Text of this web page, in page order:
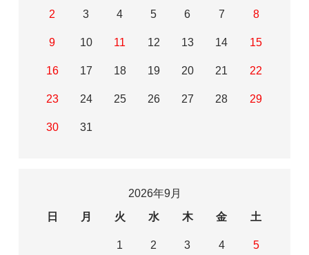
2 3 4 5 6 7 8
9 10 11 12 13 14 15
16 17 18 19 20 21 22
23 24 25 26 27 28 29
30 31
2026年9月
日
月 火 水 木 金 土
1 2 3 4 5